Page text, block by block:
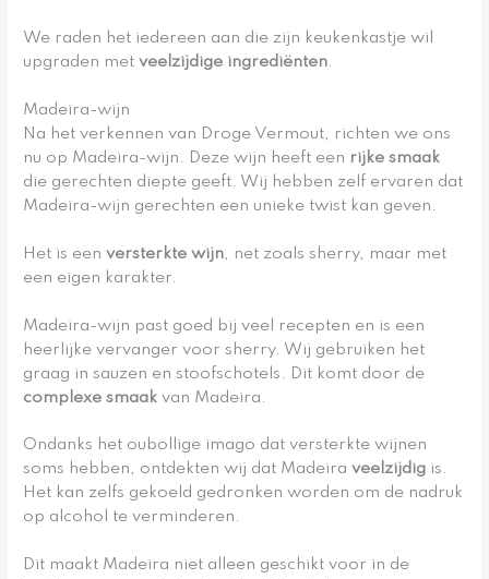
We raden het iedereen aan die zijn keukenkastje wil
upgraden metveelzijdige ingrediënten.
Madeira-wijn
Na het verkennen van Droge Vermout, richten we ons
nu op Madeira-wijn. Deze wijn heeft een rijke smaak
die gerechten diepte geeft. Wij hebben zelf ervaren dat
Madeira-wijn gerechten een unieke twist kan geven.
Het is eenversterkte wijn, net zoals sherry, maar met
een eigen karakter.
Madeira-wijn past goed bij veel recepten en is een
heerlijke vervanger voor sherry. Wij gebruiken het
graag in sauzen en stoofschotels. Dit komt door de
complexe smaak van Madeira.
Ondanks het oubollige imago dat versterkte wijnen
soms hebben, ontdekten wij dat Madeiraveelzijdig is.
Het kan zelfs gekoeld gedronken worden om de nadruk
op alcohol te verminderen.
Dit maakt Madeira niet alleen geschikt voor in de